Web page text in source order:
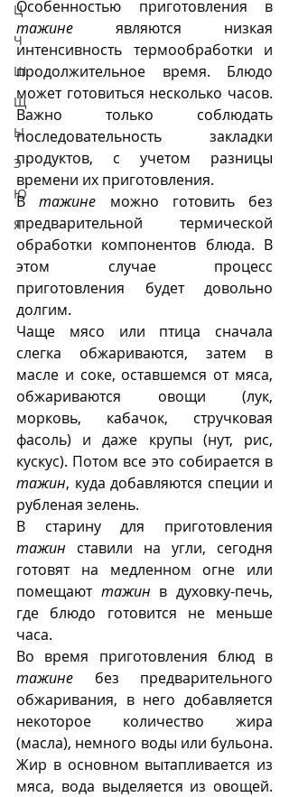
Ц
Ч
Ш
Щ
Ы
Э
Ю
Я
тажине являются низкая
интенсивность термообработки и
продолжительное время. Блюдо
может готовиться несколько часов.
Важно только соблюдать
последовательность закладки
продуктов, с учетом разницы
времени их приготовления.
В тажине можно готовить без
предварительной термической
обработки компонентов блюда. В
этом случае процесс
приготовления будет довольно
долгим.
Чаще мясо или птица сначала
слегка обжариваются, затем в
масле и соке, оставшемся от мяса,
обжариваются овощи (лук,
морковь, кабачок, стручковая
фасоль) и даже крупы (нут, рис,
тажин, куда добавляются специи и
рубленая зелень.
тажин ставили на угли, сегодня
готовят на медленном огне или
помещают тажин в духовку-печь,
где блюдо готовится не меньше
часа.
тажине без предварительного
обжаривания, в него добавляется
некоторое количество жира
(масла), немного воды или бульона.
Жир в основном вытапливается из
мяса, вода выделяется из овощей.